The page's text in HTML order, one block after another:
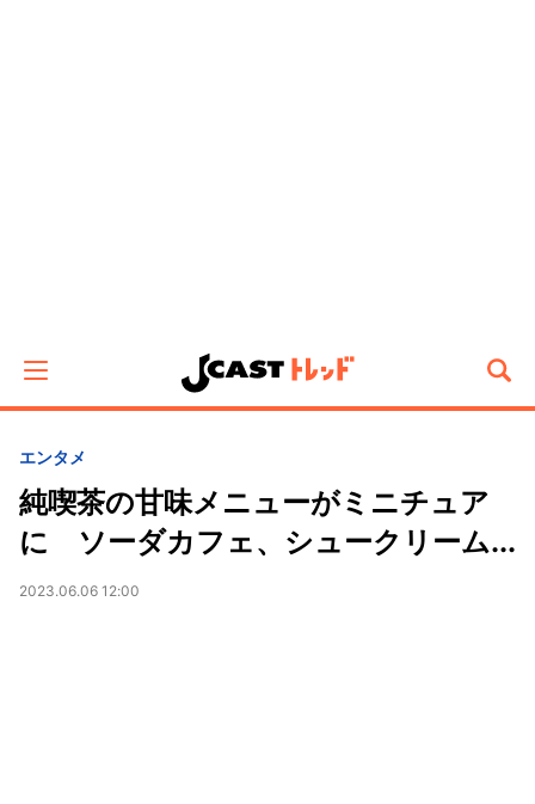
エンタメ
純喫茶の甘味メニューがミニチュア
に ソーダカフェ、シュークリーム...
2023.06.06 12:00